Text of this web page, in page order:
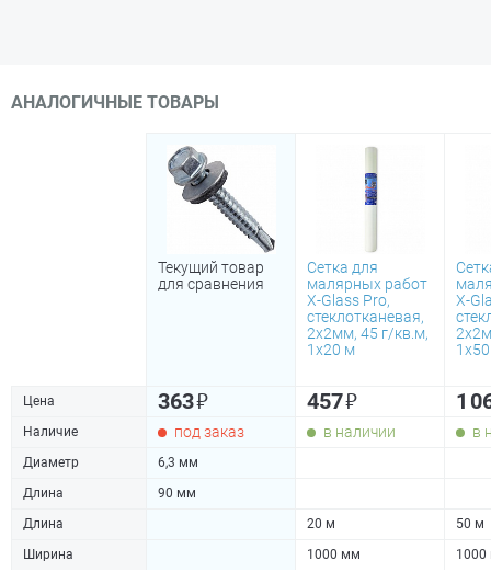
АНАЛОГИЧНЫЕ ТОВАРЫ
Текущий товар
для сравнения
Сетка для
малярных работ
X-Glass Pro,
стеклотканевая,
2х2мм, 45 г/кв.м,
1х20 м
X-
Цена 363₽ 457₽ 1
Наличие под заказ в наличии в
Диаметр
6,3 мм
Длина
90 мм
Длина
20 м
50 м
Ширина
1000 мм